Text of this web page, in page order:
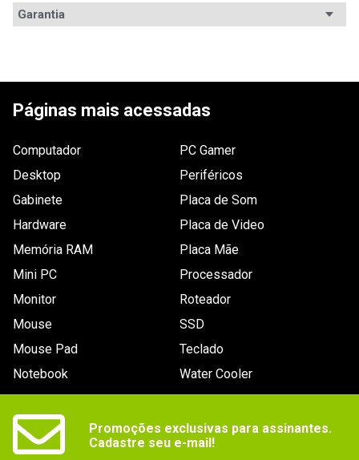
ESCREVER AVALIAÇÃO
Garantia
Páginas mais acessadas
Computador
Desktop
Gabinete
Hardware
Memória RAM
Mini PC
Monitor
Mouse
Mouse Pad
Notebook
PC Gamer
Periféricos
Placa de Som
Placa de Video
Placa Mãe
Processador
Roteador
SSD
Teclado
Water Cooler
Promoções exclusivas para assinantes.
Cadastre seu e-mail!